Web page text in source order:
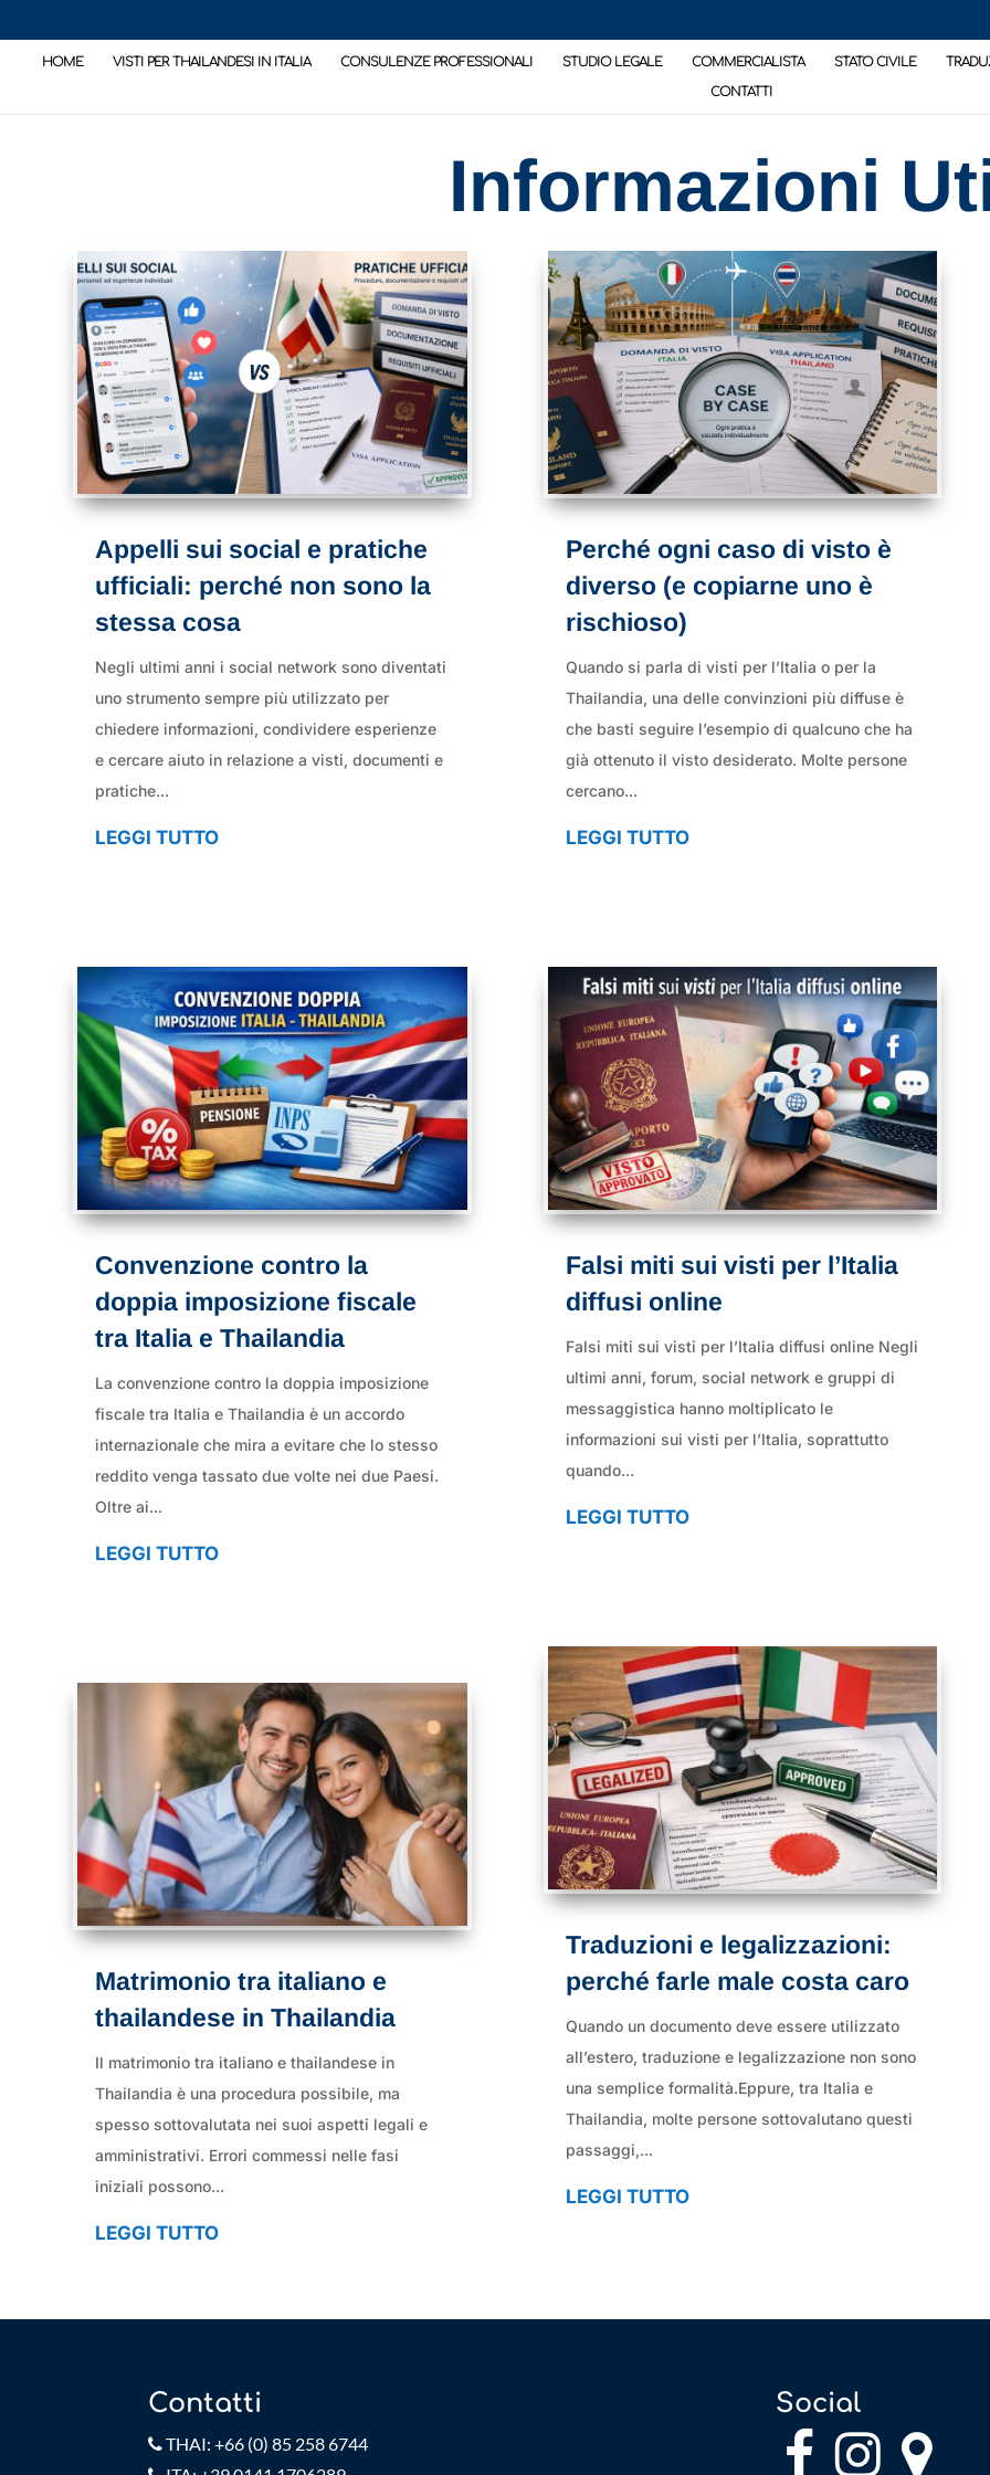
HOME VISTI PER THAILANDESI IN ITALIA CONSULENZE PROFESSIONALI STUDIO LEGALE COMMERCIALISTA STATO CIVILE
CONTATTI
Informazioni
Appelli sui social e pratiche
ufficiali: perché non sono la
stessa cosa
Negli ultimi anni i social network sono diventati
uno strumento sempre più utilizzato per
chiedere informazioni, condividere esperienze
e cercare aiuto in relazione a visti, documenti e
pratiche...
LEGGI TUTTO
Convenzione contro la
doppia imposizione fiscale
tra Italia e Thailandia
La convenzione contro la doppia imposizione
fiscale tra Italia e Thailandia è un accordo
internazionale che mira a evitare che lo stesso
reddito venga tassato due volte nei due Paesi.
Oltre ai...
LEGGI TUTTO
Matrimonio tra italiano e
thailandese in Thailandia
Il matrimonio tra italiano e thailandese in
Thailandia è una procedura possibile, ma
spesso sottovalutata nei suoi aspetti legali e
amministrativi. Errori commessi nelle fasi
iniziali possono...
LEGGI TUTTO
Perché ogni caso di visto è
diverso (e copiarne uno è
rischioso)
Quando si parla di visti per l’Italia o per la
Thailandia, una delle convinzioni più diffuse è
che basti seguire l’esempio di qualcuno che ha
già ottenuto il visto desiderato. Molte persone
cercano...
LEGGI TUTTO
Falsi miti sui visti per l’Italia
diffusi online
Falsi miti sui visti per l’Italia diffusi online Negli
ultimi anni, forum, social network e gruppi di
messaggistica hanno moltiplicato le
informazioni sui visti per l’Italia, soprattutto
quando...
LEGGI TUTTO
Traduzioni e legalizzazioni:
perché farle male costa caro
Quando un documento deve essere utilizzato
all’estero, traduzione e legalizzazione non sono
una semplice formalità.Eppure, tra Italia e
Thailandia, molte persone sottovalutano questi
passaggi,...
LEGGI TUTTO
Contatti
THAI: +66 (0) 85 258 6744
Social